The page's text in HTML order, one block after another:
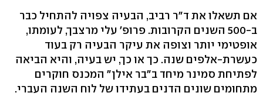
אם תשאלו את ד"ר רביב, הבעיה צפויה להתחיל כבר
ב-500 השנים הקרובות. פרופ' עלי מרצבך, לעומתו,
אופטימי יותר וצופה את עיקר הבעיה רק בעוד
כעשרת-אלפים שנה. כך או כך, יש בעיה, והיא הביאה
לפתיחת סמינר מיחד ב"בר אילן" המכנס חוקרים
מתחומים שונים הדנים בעתידו של לוח השנה העברי.